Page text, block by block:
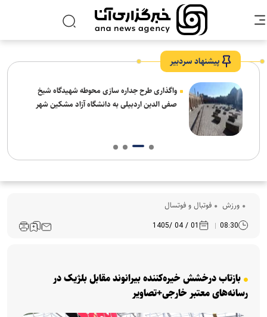
پیشنهاد سردبیر
واگذاری طرح جداره سازی محوطه شهیدگاه شیخ
صفی الدین اردبیلی به دانشگاه آزاد مشکین شهر
ورزش فوتبال و فوتسال
08:30
01 / 04 /1405
بازتاب درخشش خیره‌کننده بیرانوند مقابل بلژیک در
رسانه‌های معتبر خارجی+تصاویر